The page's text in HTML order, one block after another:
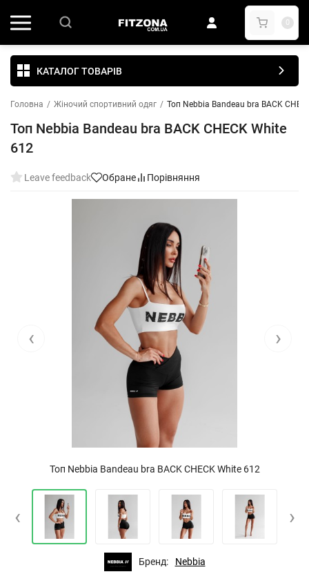
0
КАТАЛОГ ТОВАРІВ
Головна / Жіночий спортивний одяг / Топ Nebbia Bandeau bra BACK
Топ Nebbia Bandeau bra BACK CHECK White
612
Leave feedback Обране Порівняння
Топ Nebbia Bandeau bra BACK CHECK White 612
‹ ›
‹ ›
Бренд: Nebbia